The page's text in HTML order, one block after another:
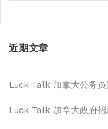
近期文章
Luck Talk 加拿大公务员
Luck Talk 加拿大政府